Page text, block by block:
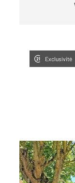
Exclusivité
NEUVES
113 m2, 6
Ref : 40762